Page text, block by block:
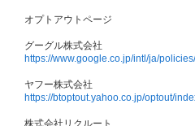
オプトアウトページ
グーグル株式会社
https://www.google.co.jp/intl/ja/
ヤフー株式会社
https://btoptout.yahoo.co.jp/optout/
株式会社リクルート